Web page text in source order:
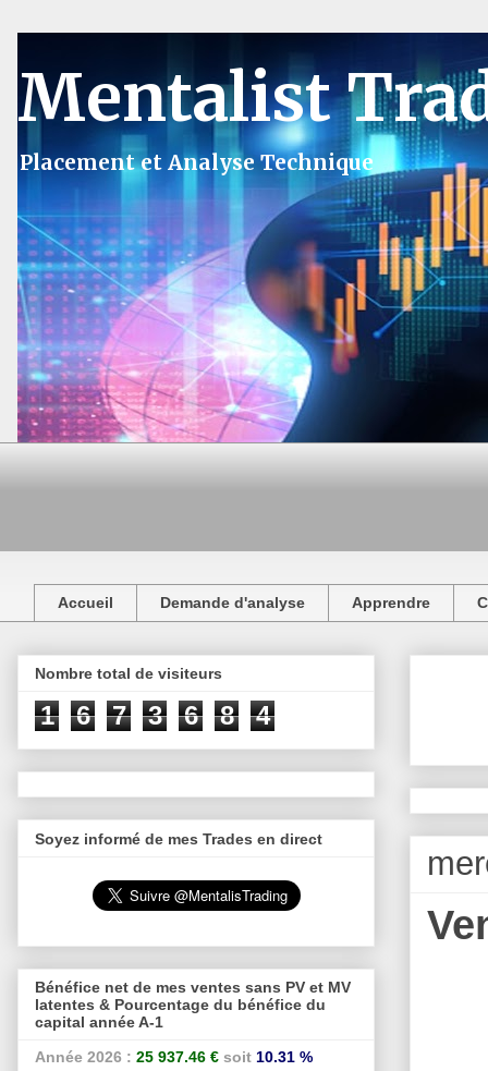
Mentalist
Placement et Analyse Technique
Accueil Demande d'analyse Apprendre
Nombre total de visiteurs
1 6 7 3 6 8 4
Soyez informé de mes Trades en direct
Bénéfice net de mes ventes sans PV et MV
latentes & Pourcentage du bénéfice du
capital année A-1
Année 2026 : 25 937.46 € soit 10.31 %